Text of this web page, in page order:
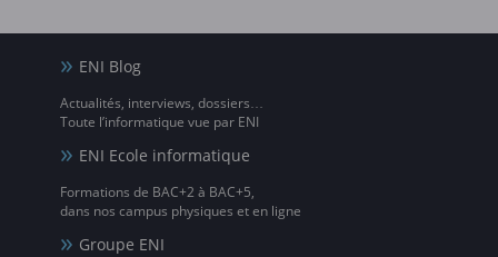
ENI Blog
Actualités, interviews, dossiers…
Toute l’informatique vue par ENI
ENI Ecole informatique
Formations de BAC+2 à BAC+5,
dans nos campus physiques et en ligne
Groupe ENI